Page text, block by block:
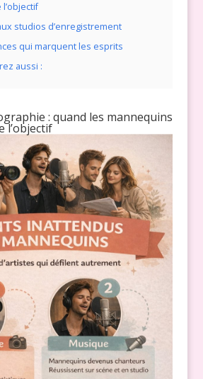
studios d’enregistrement
qui marquent les esprits
aussi :
: quand les mannequins
l’objectif